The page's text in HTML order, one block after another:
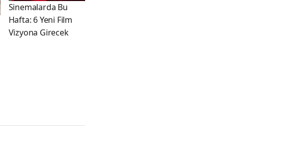
Sinemalarda Bu
Hafta: 6 Yeni Film
Vizyona Girecek